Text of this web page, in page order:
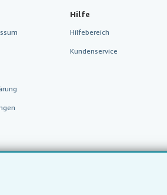
Hilfe
Hilfebereich
Kundenservice